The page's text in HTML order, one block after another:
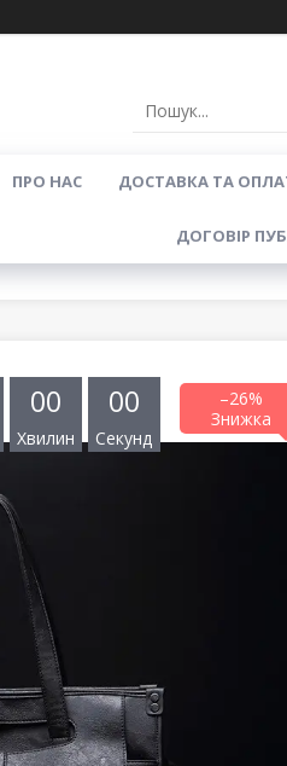
ПРО НАС ДОСТАВКА ТА
ДОГОВІР
–26%
00
Хвилин
00
Секунд